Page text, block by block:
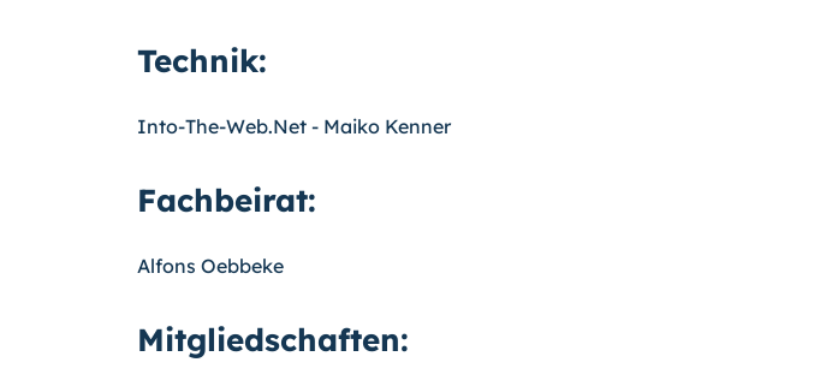
Technik:
Into-The-Web.Net - Maiko Kenner
Fachbeirat:
Alfons Oebbeke
Mitgliedschaften: